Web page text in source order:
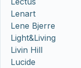
Lenart
Lene Bjerre
Light&Living
Livin Hill
Lucide